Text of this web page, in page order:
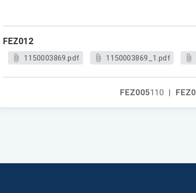
FEZ012
1150003869.pdf 1150003869_1.pdf
FEZ005110 |